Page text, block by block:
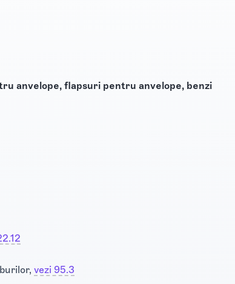
anvelope, flapsuri pentru anvelope, benzi
vezi 95.3